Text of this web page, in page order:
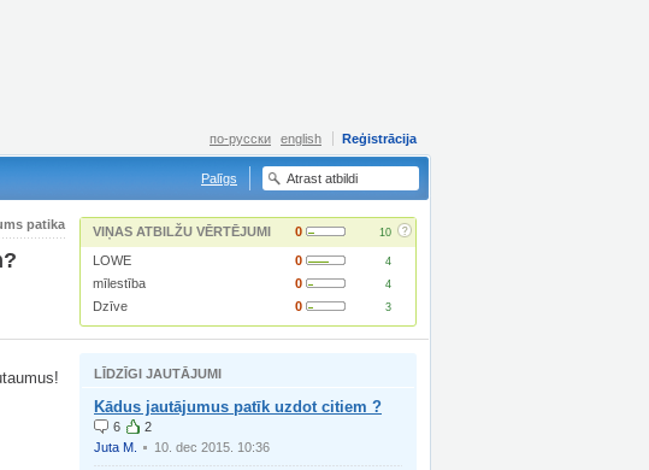
Reģistrācija
по-русски english
Palīgs
patika VIŅAS ATBILŽU VĒRTĒJUMI 0 10 ?
LOWE 0 4
mīlestība 0 4
Dzīve 0 3
LĪDZĪGI JAUTĀJUMI
Kādus jautājumus patīk uzdot citiem ?
6
2
Juta M.
10. dec 2015. 10:36